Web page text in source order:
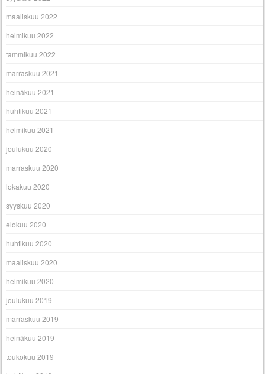
maaliskuu 2022
helmikuu 2022
tammikuu 2022
marraskuu 2021
heinäkuu 2021
huhtikuu 2021
helmikuu 2021
joulukuu 2020
marraskuu 2020
lokakuu 2020
syyskuu 2020
elokuu 2020
huhtikuu 2020
maaliskuu 2020
helmikuu 2020
joulukuu 2019
marraskuu 2019
heinäkuu 2019
toukokuu 2019